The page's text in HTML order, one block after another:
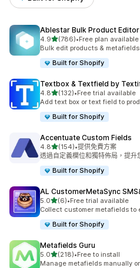
Ablestar Bulk Product Editor
4.9滿分 5 顆星
(786)
共有 786 則評價
•Free plan available
Bulk edit products &
Built for Shopify
Textbox & Textfield by
4.8滿分 5 顆星
(132)
共有 132 則評價
•Free trial available
Add text box or text field to
Built for Shopify
Accentuate Custom Fields
4.8滿分 5 顆星
(154)
共有 154 則評價
•提供免費方案
透過自定義欄位和獨特佈局，提升
Built for Shopify
AL CustomerMetaSync
5.0滿分 5 顆星
(6)
共有 6 則評價
•Free trial available
Collect customer metafields
Built for Shopify
Metafields Guru
5.0滿分 5 顆星
(218)
共有 218 則評價
•Free to install
Manage metafields manually